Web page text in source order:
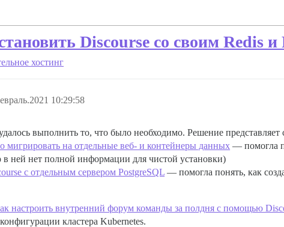
Discourse со своим Redis и
хостинг
10:29:58
выполнить то, что было необходимо. Решение
мигрировать на отдельные веб- и контейнеры данных — помогла
ней нет полной информации для чистой установки)
с отдельным сервером PostgreSQL — помогла понять, как
настроить внутренний форум команды за полдня с помощью
кластера Kubernetes.